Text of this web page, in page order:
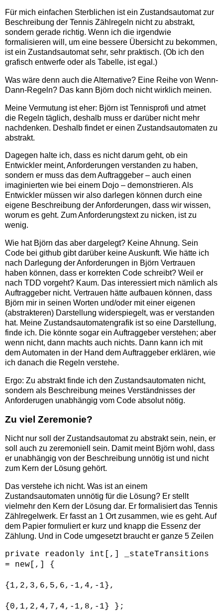
Für mich einfachen Sterblichen ist ein Zustandsautomat zur
Beschreibung der Tennis Zählregeln nicht zu abstrakt,
sondern gerade richtig. Wenn ich die irgendwie
formalisieren will, um eine bessere Übersicht zu bekommen,
ist ein Zustandsautomat sehr, sehr praktisch. (Ob ich den
grafisch entwerfe oder als Tabelle, ist egal.)
Was wäre denn auch die Alternative? Eine Reihe von Wenn-
Dann-Regeln? Das kann Björn doch nicht wirklich meinen.
Meine Vermutung ist eher: Björn ist Tennisprofi und atmet
die Regeln täglich, deshalb muss er darüber nicht mehr
nachdenken. Deshalb findet er einen Zustandsautomaten zu
abstrakt.
Dagegen halte ich, dass es nicht darum geht, ob ein
Entwickler meint, Anforderungen verstanden zu haben,
sondern er muss das dem Auftraggeber – auch einen
imaginierten wie bei einem Dojo – demonstrieren. Als
Entwickler müssen wir also darlegen können durch eine
eigene Beschreibung der Anforderungen, dass wir wissen,
worum es geht. Zum Anforderungstext zu nicken, ist zu
wenig.
Wie hat Björn das aber dargelegt? Keine Ahnung. Sein
Code bei github gibt darüber keine Auskunft. Wie hätte ich
nach Darlegung der Anforderungen in Björn Vertrauen
haben können, dass er korrekten Code schreibt? Weil er
nach TDD vorgeht? Kaum. Das interessiert mich nämlich als
Auftraggeber nicht. Vertrauen hätte aufbauen können, dass
Björn mir in seinen Worten und/oder mit einer eigenen
(abstrakteren) Darstellung widerspiegelt, was er verstanden
hat. Meine Zustandsautomatengrafik ist so eine Darstellung,
finde ich. Die könnte sogar ein Auftraggeber verstehen; aber
wenn nicht, dann machts auch nichts. Dann kann ich mit
dem Automaten in der Hand dem Auftraggeber erklären, wie
ich danach die Regeln verstehe.
Ergo: Zu abstrakt finde ich den Zustandsautomaten nicht,
sondern als Beschreibung meines Verständnisses der
Anforderugen unabhängig vom Code absolut nötig.
Zu viel Zeremonie?
Nicht nur soll der Zustandsautomat zu abstrakt sein, nein, er
soll auch zu zeremoniell sein. Damit meint Björn wohl, dass
er unabhängig von der Beschreibung unnötig ist und nicht
zum Kern der Lösung gehört.
Das verstehe ich nicht. Was ist an einem
Zustandsautomaten unnötig für die Lösung? Er stellt
vielmehr den Kern der Lösung dar. Er formalisiert das Tennis
Zählregelwerk. Er fasst an 1 Ort zusammen, wie es geht. Auf
dem Papier formuliert er kurz und knapp die Essenz der
Zählung. Und in Code umgesetzt braucht er ganze 5 Zeilen
private readonly int[,] _stateTransitions
= new[,] {
{1,2,3,6,5,6,-1,4,-1},
{0,1,2,4,7,4,-1,8,-1} };